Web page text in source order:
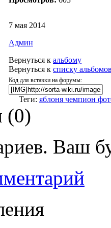
7 мая 2014
Админ
Вернуться к альбому
Вернуться к списку
Код для вставки на форумы:
Теги: яблоня чемпион
(0)
Ваш